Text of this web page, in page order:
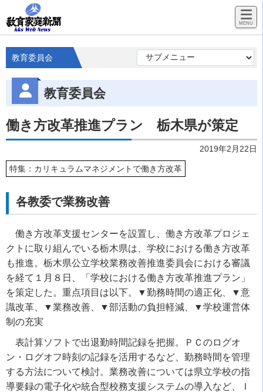
教育委員会
教育委員会
働き方改革推進プラン 栃木県が策定
2019年2月22日
特集：カリキュラムマネジメントで働き方改革
各教委で業務改善
働き方改革支援センターを設置し、働き方改革プロジェ
クトに取り組んでいる栃木県は、学校における働き方改革
も推進。栃木県公立学校業務改善推進委員会における審議
を経て１月８日、「学校における働き方改革推進プラン」
を策定した。重点項目は以下。▼勤務時間の適正化、▼意
識改革、▼業務改善、▼部活動の負担軽減、▼学校運営体
制の充実
表計算ソフトで出退勤時間記録を把握。ＰＣのログオ
ン・ログオフ時刻の記録を活用するなど、勤務時間を管理
する方法について検討。業務改善については県立学校の指
導要録の電子化や統合型校務支援システムの導入など、Ｉ